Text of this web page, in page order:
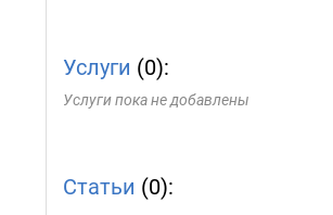
Услуги (0):
Услуги пока не добавлены
Статьи (0):